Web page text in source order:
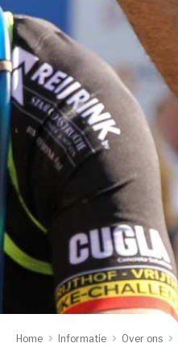
Home Informatie Over ons